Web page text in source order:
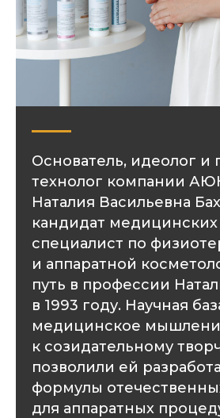
Основатель, идеолог и
технолог компании
Наталия Васильевна
кандидат медицинских
специалист по
и аппаратной
путь в профессии
в 1993 году. Научная
медицинское
к созидательному
позволили ей
формулы
для аппаратных